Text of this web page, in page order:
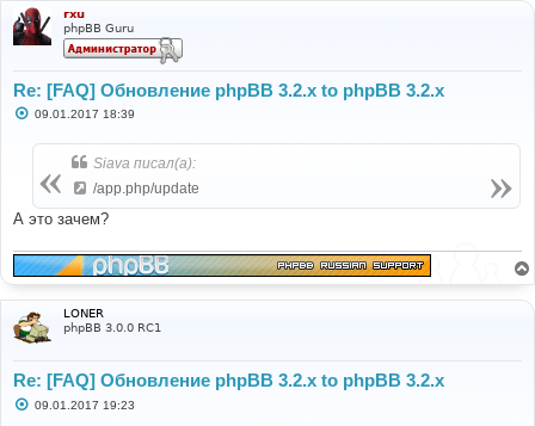
rxu
phpBB Guru
Re: [FAQ] Обновление phpBB 3.2.x to phpBB 3.2.x
С
е
09.01.2017 18:39
Siava писал(а):
/app.php/update
А это зачем?
LONER
phpBB 3.0.0 RC1
Re: [FAQ] Обновление phpBB 3.2.x to phpBB 3.2.x
С09.01.2017 19:23